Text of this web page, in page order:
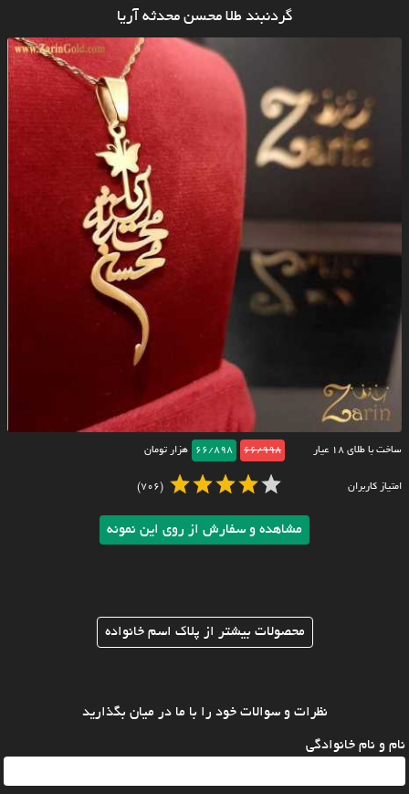
گردنبند طلا محسن محدثه آریا
ساخت با طلای ۱۸ عیار 66/998
66/898 هزار تومان
امتیاز کاربران (706)
مشاهده و سفارش از روی این نمونه
محصولات بیشتر از پلاک اسم خانواده
نظرات و سوالات خود را با ما در میان بگذارید
نام و نام خانوادگی